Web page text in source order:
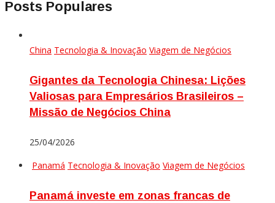
Posts Populares
China Tecnologia & Inovação Viagem de Negócios
Gigantes da Tecnologia Chinesa: Lições
Valiosas para Empresários Brasileiros –
Missão de Negócios China
25/04/2026
Panamá Tecnologia & Inovação Viagem de Negócios
Panamá investe em zonas francas de